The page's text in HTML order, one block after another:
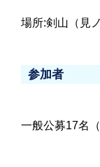
場所:剣山（見
参加者
一般公募17名